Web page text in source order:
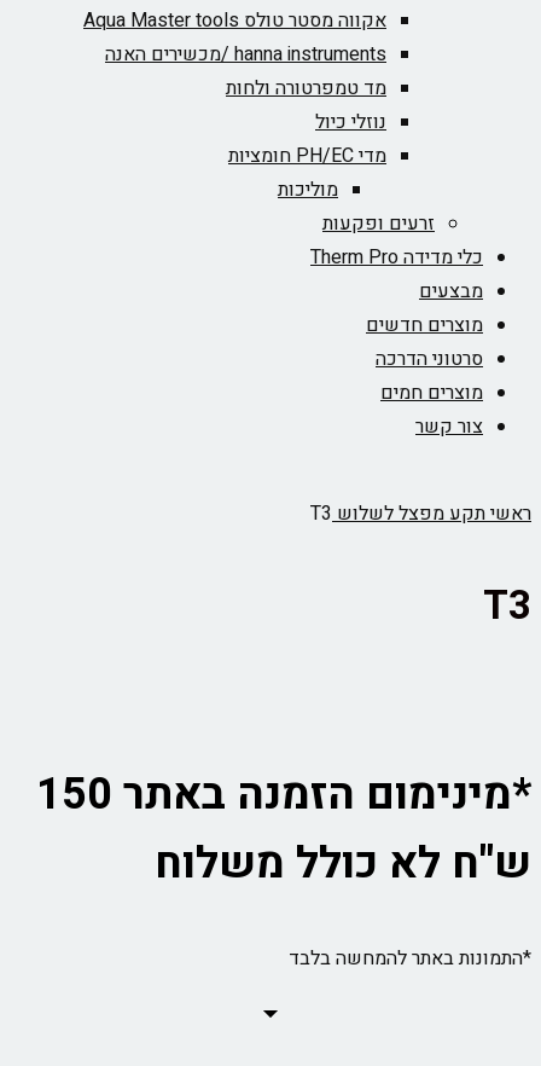
אקווה מסטר טולס Aqua Master tools
hanna instruments /מכשירים האנה
מד טמפרטורה ולחות
נוזלי כיול
מדי PH/EC חומציות
מוליכות
זרעים ופקעות
כלי מדידה Therm Pro
מבצעים
מוצרים חדשים
סרטוני הדרכה
מוצרים חמים
צור קשר
ראשיתקע מפצל לשלוש T3
T3
*מינימום הזמנה באתר 150
ש"ח לא כולל משלוח
*התמונות באתר להמחשה בלבד